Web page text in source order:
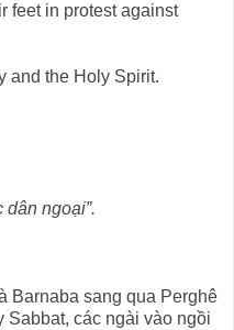
feet in protest against
and the Holy Spirit.
ngoại”.
Barnaba sang qua Perghê
các ngài vào ngồi